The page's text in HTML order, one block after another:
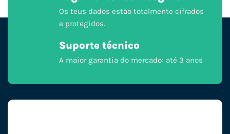
Os teus dados estão totalmente cifrados
e protegidos.
Suporte técnico
A maior garantia do mercado: até 3 anos